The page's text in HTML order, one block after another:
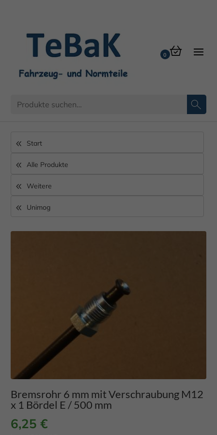
Start
Alle Produkte
Weitere
Unimog
Bremsrohr 6 mm mit Verschraubung M12
x 1 Bördel E / 500 mm
6,25€